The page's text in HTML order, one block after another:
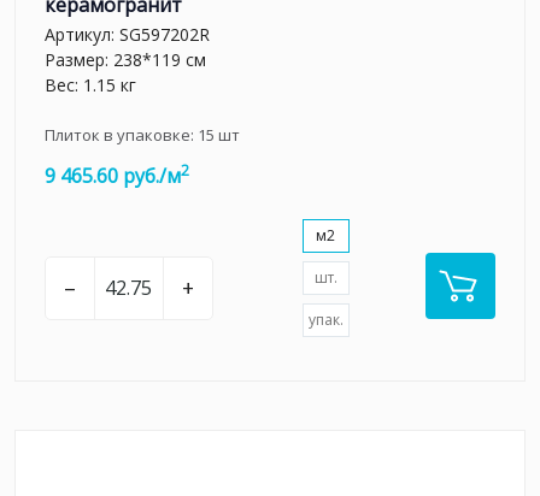
Артикул: SG597202R
Размер: 238*119 см
Вес: 1.15 кг
Плиток в упаковке: 15 шт
9 465.60 руб./м2
– +
м2
шт.
упак.